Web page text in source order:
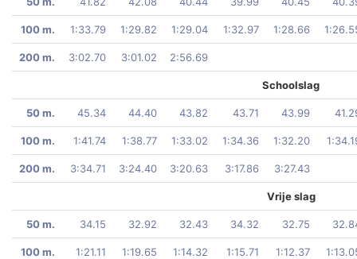
100 m. 1:33.79 1:29.82 1:29.04 1:32.97 1:28.66
200 m. 3:02.70 3:01.02 2:56.69
Schoolslag
50 m. 45.34 44.40 43.82 43.71 43.99
100 m. 1:41.74 1:38.77 1:33.02 1:34.36 1:32.20
200 m. 3:34.71 3:24.40 3:20.63 3:17.86 3:27.43
Vrije slag
50 m. 34.15 32.92 32.43 34.32 32.75
100 m. 1:21.11 1:19.65 1:14.32 1:15.71 1:12.37